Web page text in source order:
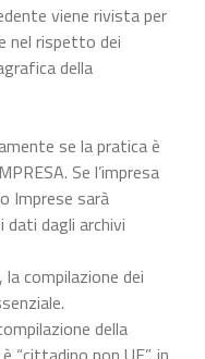
viene rivista per
nel rispetto dei
della
se la pratica è
Se l’impresa
Imprese sarà
dati dagli archivi
la compilazione dei
della